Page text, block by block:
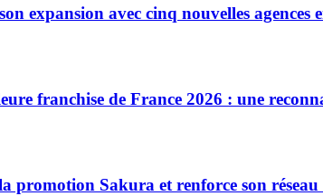
expansion avec cinq nouvelles agences
franchise de France 2026 : une
promotion Sakura et renforce son